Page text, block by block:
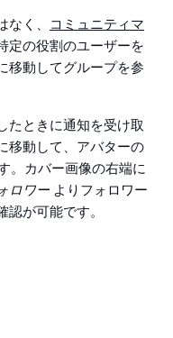
く、 コミュニティマ
定の役割のユーザーを
移動してグループを参
たときに通知を受け取
移動して、アバターの
。カバー画像の右端に
ロワーよりフォロワー
が可能です。